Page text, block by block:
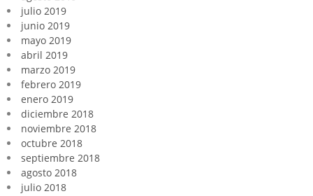
julio 2019
junio 2019
mayo 2019
abril 2019
marzo 2019
febrero 2019
enero 2019
diciembre 2018
noviembre 2018
octubre 2018
septiembre 2018
agosto 2018
julio 2018